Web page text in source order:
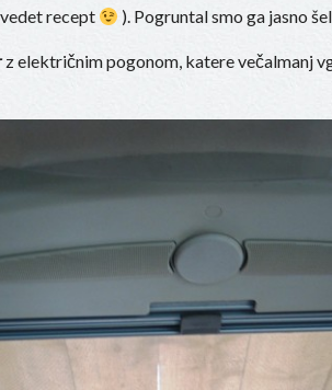
recept
). Pogruntal smo ga jasno
z električnim pogonom, katere večalmanj